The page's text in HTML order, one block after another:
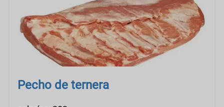
Pecho de ternera